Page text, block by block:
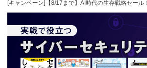
[キャンペーン]【8/17まで】AI時代の生存戦略セー